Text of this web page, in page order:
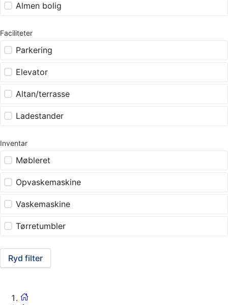
Almen bolig
Faciliteter
Parkering
Elevator
Altan/terrasse
Ladestander
Inventar
Møbleret
Opvaskemaskine
Vaskemaskine
Tørretumbler
Ryd filter